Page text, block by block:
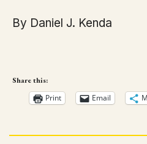
By Daniel J. Kenda
Share this:
Print Email